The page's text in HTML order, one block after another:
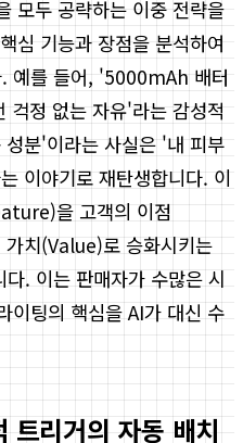
모두 공략하는 이중 전략을
심 기능과 장점을 분석하여
예를 들어, '5000mAh 배터
걱정 없는 자유'라는 감성적
분'이라는 사실은 '내 피부
이야기로 재탄생합니다. 이
을 고객의 이점
치(Value)로 승화시키는
. 이는 판매자가 수많은 시
이팅의 핵심을 AI가 대신 수
트리거의 자동 배치